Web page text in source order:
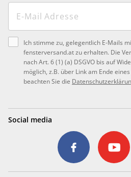
Ich stimme zu, gelegentlich E-Mails
fensterversand.at zu erhalten. Die
nach Art. 6 (1) (a) DSGVO bis auf
möglich, z.B. über Link am Ende
beachten Sie die
Social media